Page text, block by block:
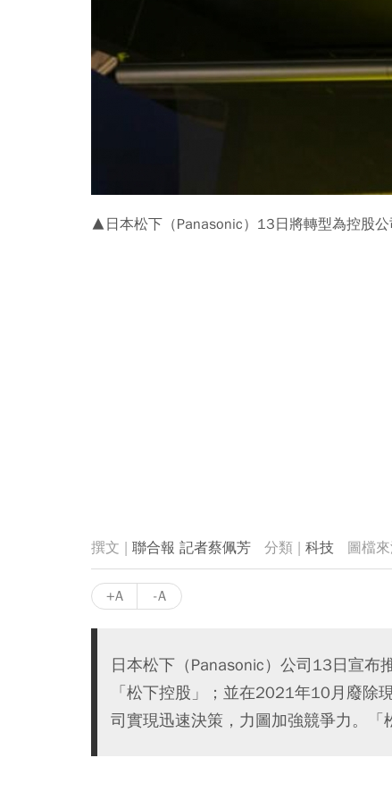
▲日本松下（Panasonic）13日將轉型為控股公
聯合報 記者蔡佩芳 科技
+A -A
日本松下（Panasonic）公司13日宣
「松下控股」；並在2021年10月廢除
司實現迅速決策，力圖加強競爭力。「